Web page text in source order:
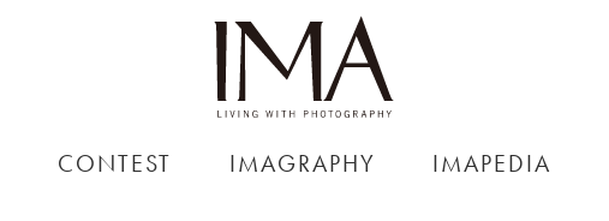
CONTEST IMAGRAPHY IMAPEDIA